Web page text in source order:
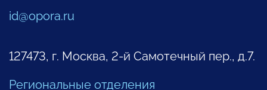
id@opora.ru
127473, г. Москва, 2-й Самотечный пер., д.7.
Региональные отделения